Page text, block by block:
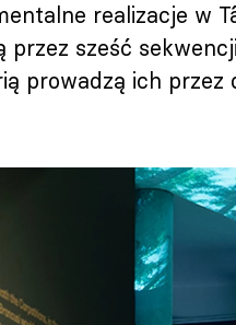
realizacje w
przez sześć
prowadzą ich przez